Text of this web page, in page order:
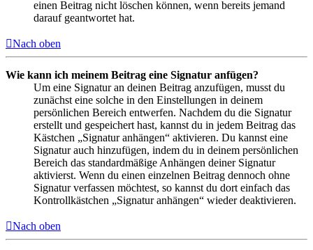
einen Beitrag nicht löschen können, wenn bereits jemand
darauf geantwortet hat.
Nach oben
Wie kann ich meinem Beitrag eine Signatur anfügen?
Um eine Signatur an deinen Beitrag anzufügen, musst du
zunächst eine solche in den Einstellungen in deinem
persönlichen Bereich entwerfen. Nachdem du die Signatur
erstellt und gespeichert hast, kannst du in jedem Beitrag das
Kästchen „Signatur anhängen“ aktivieren. Du kannst eine
Signatur auch hinzufügen, indem du in deinem persönlichen
Bereich das standardmäßige Anhängen deiner Signatur
aktivierst. Wenn du einen einzelnen Beitrag dennoch ohne
Signatur verfassen möchtest, so kannst du dort einfach das
Kontrollkästchen „Signatur anhängen“ wieder deaktivieren.
Nach oben